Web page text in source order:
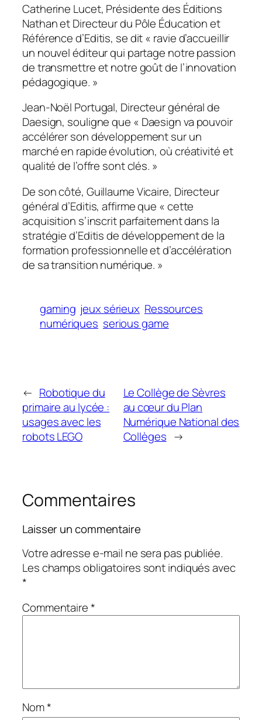
Catherine Lucet, Présidente des Éditions
Nathan et Directeur du Pôle Éducation et
Référence d’Editis, se dit « ravie d’accueillir
un nouvel éditeur qui partage notre passion
de transmettre et notre goût de l’innovation
pédagogique. »
Jean-Noël Portugal, Directeur général de
Daesign, souligne que « Daesign va pouvoir
accélérer son développement sur un
marché en rapide évolution, où créativité et
qualité de l’offre sont clés. »
De son côté, Guillaume Vicaire, Directeur
général d’Editis, affirme que «cette
acquisition s’inscrit parfaitement dans la
stratégie d’Editis de développement de la
formation professionnelle et d’accélération
de sa transition numérique. »
gaming jeux sérieux Ressources
numériques serious game
← Robotique du
primaire au lycée :
usages avec les
robots LEGO
Le Collège de Sèvres
au cœur du Plan
Numérique National des
Collèges →
Commentaires
Laisser un commentaire
Votre adresse e-mail ne sera pas publiée.
Les champs obligatoires sont indiqués avec
*
Commentaire*
Nom*